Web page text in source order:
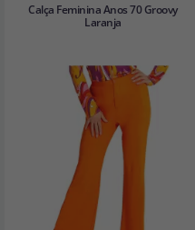
Calça Feminina Anos 70 Groovy
Laranja